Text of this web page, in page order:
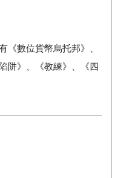
《數位貨幣烏托邦》、
阱》、《教練》、《四